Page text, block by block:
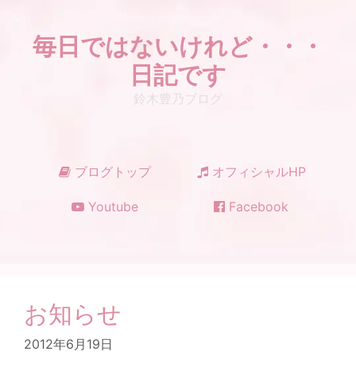
毎日ではないけれど・・・
日記です
鈴木豊乃ブログ
ブログトップ オフィシャルHP
Youtube Facebook
お知らせ
2012年6月19日